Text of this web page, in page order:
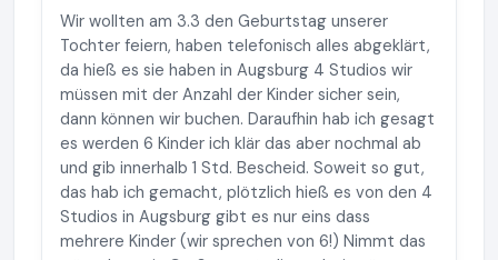
Wir wollten am 3.3 den Geburtstag unserer
Tochter feiern, haben telefonisch alles abgeklärt,
da hieß es sie haben in Augsburg 4 Studios wir
müssen mit der Anzahl der Kinder sicher sein,
dann können wir buchen. Daraufhin hab ich gesagt
es werden 6 Kinder ich klär das aber nochmal ab
und gib innerhalb 1 Std. Bescheid. Soweit so gut,
das hab ich gemacht, plötzlich hieß es von den 4
Studios in Augsburg gibt es nur eins dass
mehrere Kinder (wir sprechen von 6!) Nimmt das